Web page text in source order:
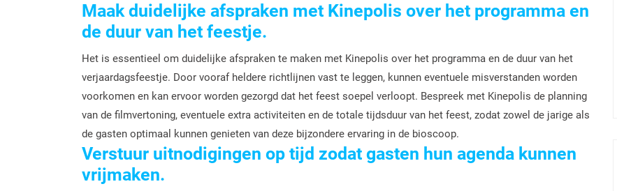
Maak duidelijke afspraken met Kinepolis over het programma en
de duur van het feestje.
Het is essentieel om duidelijke afspraken te maken met Kinepolis over het programma en de duur van het
verjaardagsfeestje. Door vooraf heldere richtlijnen vast te leggen, kunnen eventuele misverstanden worden
voorkomen en kan ervoor worden gezorgd dat het feest soepel verloopt. Bespreek met Kinepolis de planning
van de filmvertoning, eventuele extra activiteiten en de totale tijdsduur van het feest, zodat zowel de jarige als
de gasten optimaal kunnen genieten van deze bijzondere ervaring in de bioscoop.
Verstuur uitnodigingen op tijd zodat gasten hun agenda kunnen
vrijmaken.